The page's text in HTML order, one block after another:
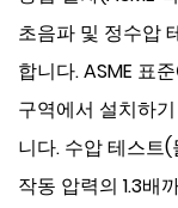
초음파 및 정수압
합니다. ASME 표
구역에서 설치하
니다. 수압 테스트
작동 압력의 1.3배